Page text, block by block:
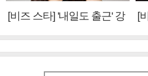
[비즈 스타] '내일도 출근' 강
[